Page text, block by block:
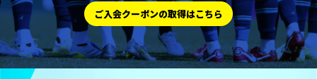
ご入会クーポンの取得はこちら